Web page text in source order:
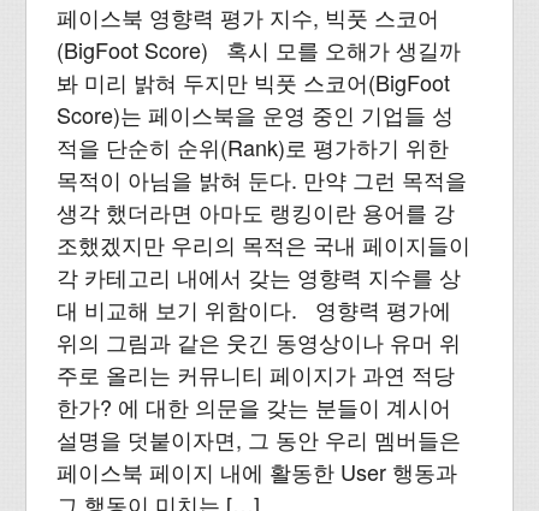
페이스북 영향력 평가 지수, 빅풋 스코어
(BigFoot Score) 혹시 모를 오해가 생길까
봐 미리 밝혀 두지만 빅풋 스코어(BigFoot
Score)는 페이스북을 운영 중인 기업들 성
적을 단순히 순위(Rank)로 평가하기 위한
목적이 아님을 밝혀 둔다. 만약 그런 목적을
생각 했더라면 아마도 랭킹이란 용어를 강
조했겠지만 우리의 목적은 국내 페이지들이
각 카테고리 내에서 갖는 영향력 지수를 상
대 비교해 보기 위함이다. 영향력 평가에
위의 그림과 같은 웃긴 동영상이나 유머 위
주로 올리는 커뮤니티 페이지가 과연 적당
한가? 에 대한 의문을 갖는 분들이 계시어
설명을 덧붙이자면, 그 동안 우리 멤버들은
페이스북 페이지 내에 활동한 User 행동과
그 행동이 미치는 […]